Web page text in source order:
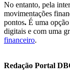
No entanto, pela
movimentações
pontos. É uma
digitais e com uma
financeiro.
Redação Portal